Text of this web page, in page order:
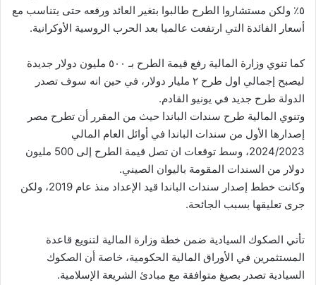
٥٪ ولكن مستشاروا الطرح طالبوا بتغير العائد ورفعه حتى يتناسب مع
أسعار الفائدة التي ارتفعت عالميا بعد الحرب الروسية الأوكرانية.
كما تنوي وزارة المالية رفع قيمة الطرح بـ ٥٠٠ مليون دولار جديدة
ليصبح إجمالي اول طرح ٢ مليار دولار، في حين انه سوف تصدر
الدولة طرح جديد في يونيو القادم.
وتنوي المالية طرح سندات الباندا حيث من المقرر أن تطرح مصر
إصدارها الأول من سندات الباندا في أوائل العام المالي
2024/2023، وسط توقعات ان تصل قيمة الطرح إلى 500 مليون
دولار من السندات المقومة باليوان الصيني.
وكانت خطط إصدار سندات الباندا قيد الإعداد منذ عام 2019، ولكن
جرى تعليقها بسبب الجائحة.
تأتي الصكوك السيادية ضمن خطة وزارة المالية لتنويع قاعدة
المستثمرين في الأوراق المالية الحكومية، خاصة أن الصكوك
السيادية تصدر بصيغ متوافقة مع مبادئ الشريعة الإسلامية.